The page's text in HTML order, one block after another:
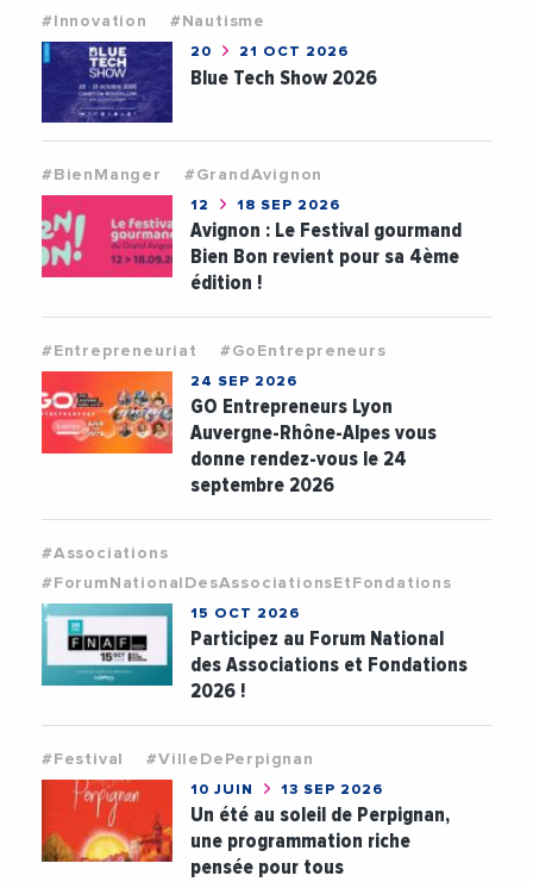
#Innovation #Nautisme
20 21 OCT 2026
Blue Tech Show 2026
#BienManger #GrandAvignon
12 18 SEP 2026
Avignon : Le Festival gourmand
Bien Bon revient pour sa 4ème
édition !
#Entrepreneuriat #GoEntrepreneurs
24 SEP 2026
GO Entrepreneurs Lyon
Auvergne-Rhône-Alpes vous
donne rendez-vous le 24
septembre 2026
#Associations
#ForumNationalDesAssociationsEtFondations
15 OCT 2026
Participez au Forum National
des Associations et Fondations
2026 !
#Festival #VilleDePerpignan
10 JUIN 13 SEP 2026
Un été au soleil de Perpignan,
une programmation riche
pensée pour tous